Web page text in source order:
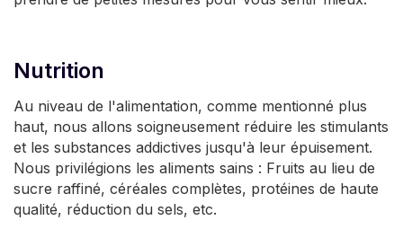
Nutrition
Au niveau de l'alimentation, comme mentionné plus
haut, nous allons soigneusement réduire les stimulants
et les substances addictives jusqu'à leur épuisement.
Nous privilégions les aliments sains : Fruits au lieu de
sucre raffiné, céréales complètes, protéines de haute
qualité, réduction du sels, etc.